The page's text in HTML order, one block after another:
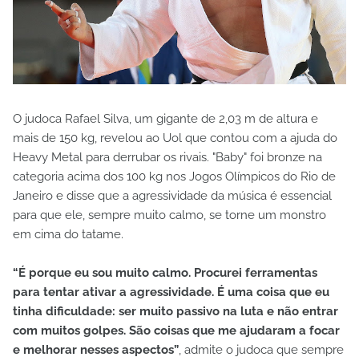
O judoca Rafael Silva, um gigante de 2,03 m de altura e
mais de 150 kg, revelou ao Uol que contou com a ajuda do
Heavy Metal para derrubar os rivais. "Baby" foi bronze na
categoria acima dos 100 kg nos Jogos Olímpicos do Rio de
Janeiro e disse que a agressividade da música é essencial
para que ele, sempre muito calmo, se torne um monstro
em cima do tatame.
“É porque eu sou muito calmo. Procurei ferramentas
para tentar ativar a agressividade. É uma coisa que eu
tinha dificuldade: ser muito passivo na luta e não entrar
com muitos golpes. São coisas que me ajudaram a focar
e melhorar nesses aspectos”, admite o judoca que sempre